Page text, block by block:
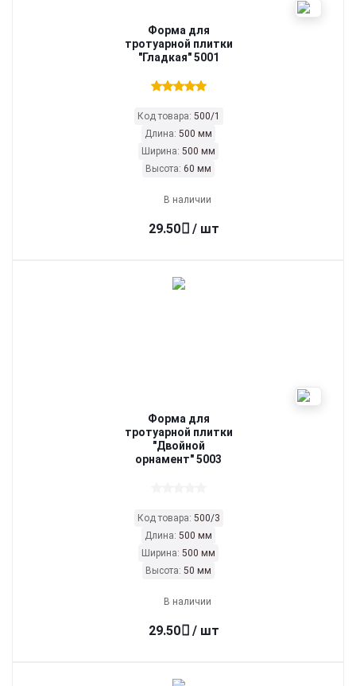
Форма для
тротуарной плитки
"Гладкая" 5001
Код товара: 500/1
Длина: 500 мм
Ширина: 500 мм
Высота: 60 мм
В наличии
29.50 / шт
Форма для
тротуарной плитки
"Двойной
орнамент" 5003
Код товара: 500/3
Длина: 500 мм
Ширина: 500 мм
Высота: 50 мм
В наличии
29.50 / шт